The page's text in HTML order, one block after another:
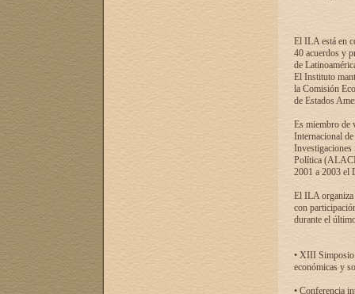
El ILA está en
40 acuerdos y
de
El Instituto
la Comisión
de Estados
Es miembro de
Internacional
Investigaciones
Política
2001 a 2003 el
El ILA organiza
con
durante el
• XIII Simposio
económicas y
• Conferencia